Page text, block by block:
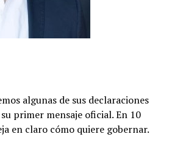
algunas de sus declaraciones
primer mensaje oficial. En 10
en claro cómo quiere gobernar.